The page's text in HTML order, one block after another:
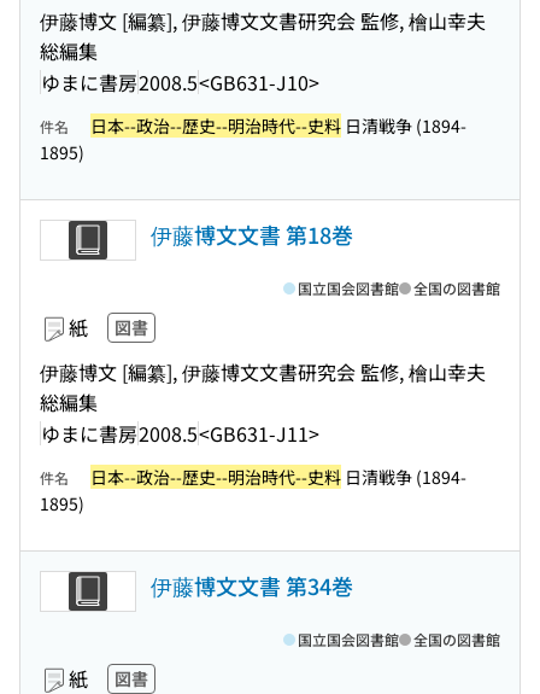
伊藤博文 [編纂], 伊藤博文文書研究会 監修, 檜山幸夫
総編集
ゆまに書房2008.5<GB631-J10>
件名 日本--政治--歴史--明治時代--史料 日清戦争 (1894-
1895)
伊藤博文文書 第18巻
紙 図書
伊藤博文 [編纂], 伊藤博文文書研究会 監修, 檜山幸夫
総編集
ゆまに書房2008.5<GB631-J11>
国立国会図書館 全国の図書館
件名 日本--政治--歴史--明治時代--史料 日清戦争 (1894-
1895)
伊藤博文文書 第34巻
紙 図書
国立国会図書館 全国の図書館